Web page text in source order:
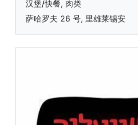
汉堡/快餐, 肉类
萨哈罗夫 26 号, 里雄莱锡安